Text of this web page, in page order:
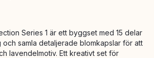
Series 1 är ett byggset med 15 delar
och samla detaljerade blomkapslar för att
lavendelmotiv. Ett kreativt set för